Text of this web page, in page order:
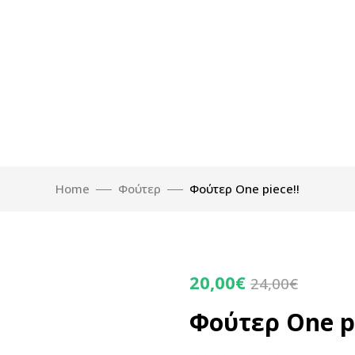
Home Φούτερ Φούτερ One piece!!
20,00€ 24,00€
Φούτερ One